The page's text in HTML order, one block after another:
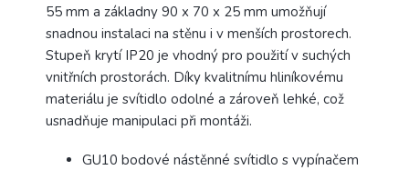
55 mm a základny 90 x 70 x 25 mm umožňují
snadnou instalaci na stěnu i v menších prostorech.
Stupeň krytí IP20 je vhodný pro použití v suchých
vnitřních prostorách. Díky kvalitnímu hliníkovému
materiálu je svítidlo odolné a zároveň lehké, což
usnadňuje manipulaci při montáži.
GU10 bodové nástěnné svítidlo s vypínačem